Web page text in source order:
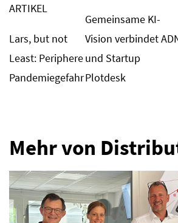
ARTIKEL
Lars, but not
Least: Periphere
Pandemiegefahr
Gemeinsame KI-
Vision verbindet
und Startup
Plotdesk
Mehr von